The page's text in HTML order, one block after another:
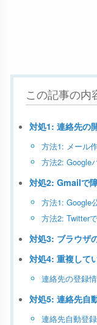
この記事の内
対処1: 連絡先の
方法1: メール
方法2: Google
対処2: Gmailで
方法1: Google
方法2: Twitter
対処3: ブラウザ
対処4: 重複して
連絡先の登録
対処5: 連絡先自
連絡先自動登